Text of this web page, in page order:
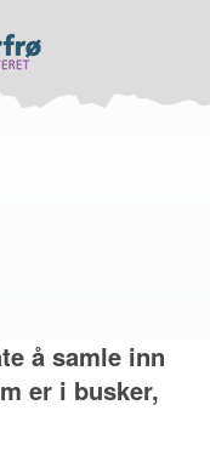
å samle inn
er i busker,